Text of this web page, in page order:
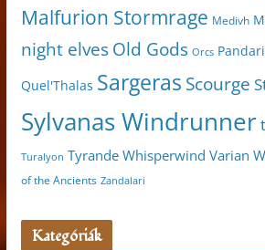
Malfurion Stormrage Medivh
night elves Old Gods Orcs
Quel'Thalas Sargeras Scourge
Sylvanas Windrunner
Turalyon Tyrande Whisperwind Varian
of the Ancients Zandalari
Kategóriák